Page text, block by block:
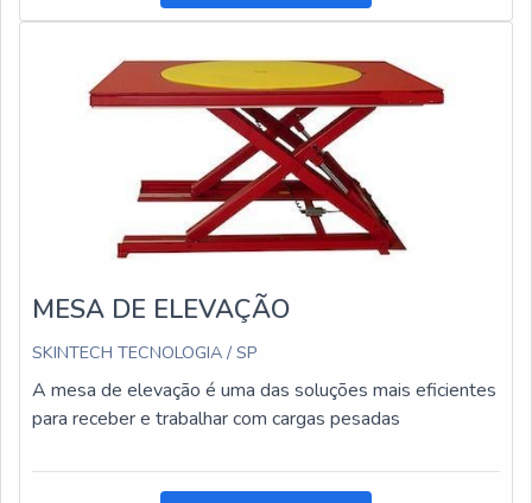
MESA DE ELEVAÇÃO
SKINTECH TECNOLOGIA / SP
A mesa de elevação é uma das soluções mais eficientes
para receber e trabalhar com cargas pesadas